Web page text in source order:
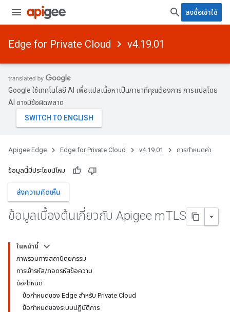
ลงชื่อเข้าใช้
Edge for Private Cloud v4.19.01
Google ใช้เทคโนโลยี AI เพื่อแปลเนื้อหาเป็นภาษาที่คุณต้องการ การแปลโดย
AI อาจมีข้อผิดพลาด
Apigee Edge Edge for Private Cloud v4.19.01 การกำหนดค่า
ข้อมูลนี้มีประโยชน์ไหม
ส่งความคิดเห็น
ข้อมูลเบื้องต้นเกี่ยวกับ Apigee mTLS
ในหน้านี้
ภาพรวมทางสถาปัตยกรรม
การเข้ารหัส/ถอดรหัสข้อความ
ข้อกำหนด
ข้อกำหนดของ Edge สำหรับ Private Cloud
ข้อกำหนดของระบบปฏิบัติการ